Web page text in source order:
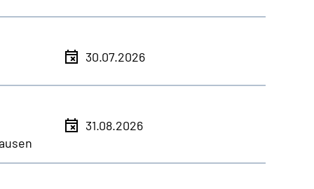
30.07.2026
31.08.2026